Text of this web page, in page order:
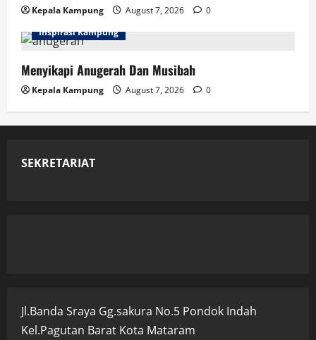
Kepala Kampung August 7, 2026
0
Inspirasi Kampung
Menyikapi Anugerah Dan Musibah
Kepala Kampung August 7, 2026 0
SEKRETARIAT
Jl.Banda Sraya Gg.sakura No.5 Pondok Indah
Kel.Pagutan Barat Kota Mataram